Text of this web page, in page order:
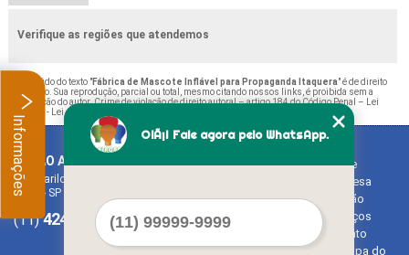
Verifique as regiões que atendemos
O conteúdo do texto "Fábrica de Mascote Inflável para Propaganda Itaquera" é de direito
reservado. Sua reprodução, parcial ou total, mesmo citando nossos links, é proibida sem a
autorização do autor. Crime de violação de direito autoral – artigo 184 do Código Penal –
Lei
9610/98 - Lei de direitos autorais
BALAO ART
Rua Bariloche, 1300 - Chácara Tropical (Caucaia do Alto)
Cotia - SP - CEP: 06726-270
(11)4242-7733(11)3603-0479
Home
Empresa
Missão
Serviços
Contato
Mapa do
OlÃ¡! Fale agora pelo WhatsApp.
Informações